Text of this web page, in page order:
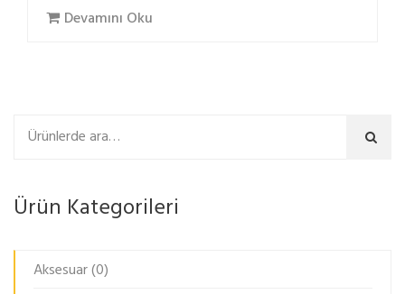
Devamını Oku
Ara
Ürün Kategorileri
Aksesuar(0)